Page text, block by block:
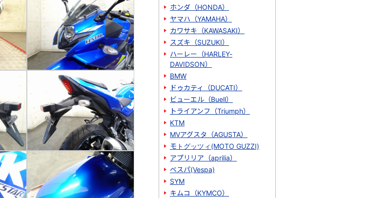
ホンダ（HONDA）
ヤマハ（YAMAHA）
カワサキ（KAWASAKI）
スズキ（SUZUKI）
ハーレー（HARLEY-
DAVIDSON）
BMW
ドゥカティ（DUCATI）
ビューエル（Buell）
トライアンフ（Triumph）
KTM
MVアグスタ（AGUSTA）
モトグッツィ(MOTO GUZZI)
アプリリア（aprilia）
ベスパ(Vespa)
SYM
キムコ（KYMCO）